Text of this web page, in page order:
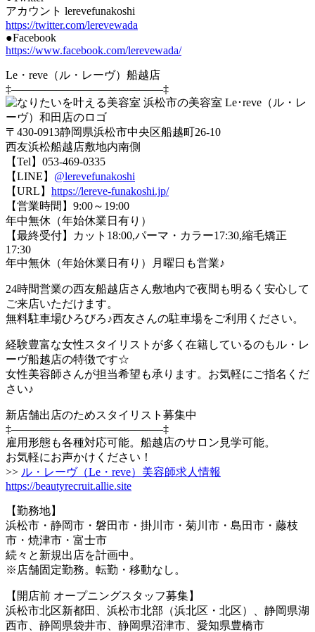
アカウント lerevefunakoshi
https://twitter.com/lerevewada
●Facebook
https://www.facebook.com/lerevewada/
Le・reve（ル・レーヴ）船越店
‡—————————————–‡
〒430-0913静岡県浜松市中央区船越町26-10
西友浜松船越店敷地内南側
【Tel】053-469-0335
【LINE】 @lerevefunakoshi
【URL】 https://lereve-funakoshi.jp/
【営業時間】9:00～19:00
年中無休（年始休業日有り）
【最終受付】カット18:00,パーマ・カラー17:30,縮毛矯正
17:30
年中無休（年始休業日有り）月曜日も営業♪
24時間営業の西友船越店さん敷地内で夜間も明るく安心して
ご来店いただけます。
無料駐車場ひろびろ♪西友さんの駐車場をご利用ください。
経験豊富な女性スタイリストが多く在籍しているのもル・レ
ーヴ船越店の特徴です☆
女性美容師さんが担当希望も承ります。お気軽にご指名くだ
さい♪
新店舗出店のためスタイリスト募集中
‡—————————————–‡
雇用形態も各種対応可能。船越店のサロン見学可能。
お気軽にお声かけください！
>> ル・レーヴ（Le・reve）美容師求人情報
https://beautyrecruit.allie.site
【勤務地】
浜松市・静岡市・磐田市・掛川市・菊川市・島田市・藤枝
市・焼津市・富士市
続々と新規出店を計画中。
※店舗固定勤務。転勤・移動なし。
【開店前 オープニングスタッフ募集】
浜松市北区新都田、浜松市北部（浜北区・北区）、静岡県湖
西市、静岡県袋井市、静岡県沼津市、愛知県豊橋市